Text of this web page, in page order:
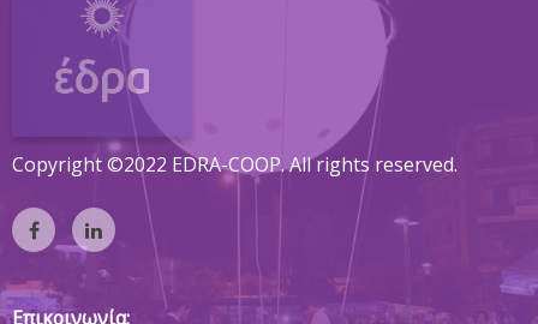
Copyright ©2022 EDRA-COOP. All rights reserved.
Επικοινωνία: